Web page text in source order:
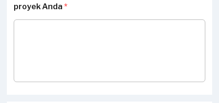
proyek Anda *